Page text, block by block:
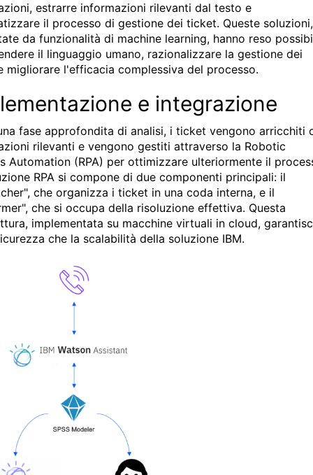
estrarre informazioni rilevanti dal testo e
il processo di gestione dei ticket. Queste soluzioni,
da funzionalità di machine learning, hanno reso
il linguaggio umano, razionalizzare la gestione dei
migliorare l'efficacia complessiva del processo.
e integrazione
fase approfondita di analisi, i ticket vengono arricchiti
rilevanti e vengono gestiti attraverso la Robotic
Automation (RPA) per ottimizzare ulteriormente il
RPA si compone di due componenti principali: il
che organizza i ticket in una coda interna, e il
che si occupa della risoluzione effettiva. Questa
implementata su macchine virtuali in cloud,
che la scalabilità della soluzione IBM.